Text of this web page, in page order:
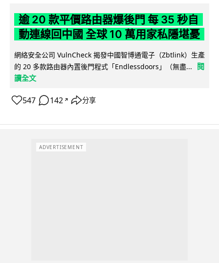
逾 20 款平價路由器爆後門 每 35 秒自
動連線回中國 全球 10 萬用家私隱堪憂
網絡安全公司 VulnCheck 揭發中國智博通電子（Zbtlink）生產
的 20 多款路由器內置後門程式「Endlessdoors」（無盡...
閱
讀全文
547 142 ↗ 分享
ADVERTISEMENT